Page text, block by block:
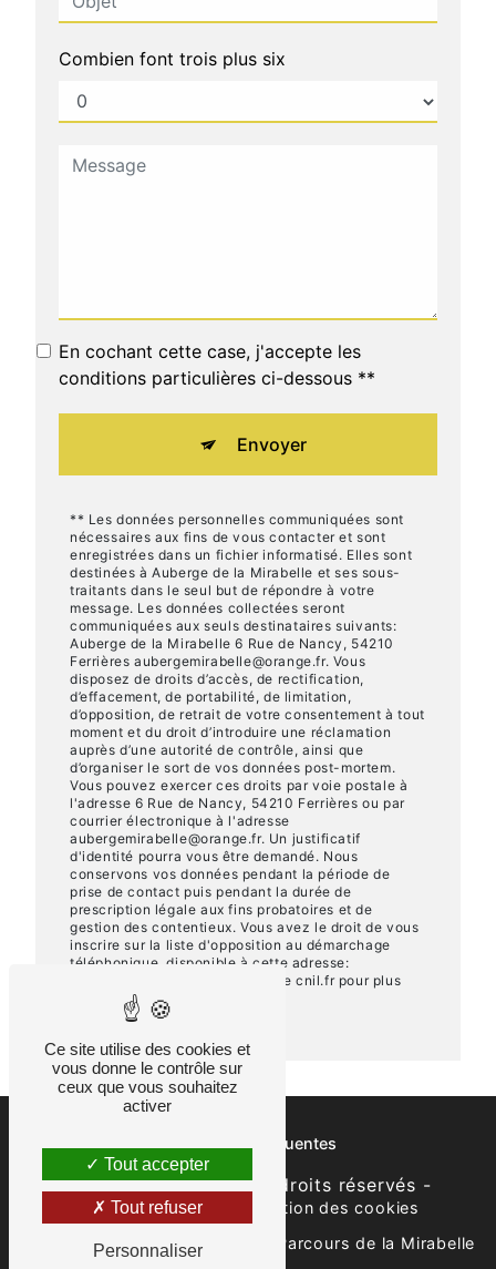
Combien font trois plus six
En cochant cette case, j'accepte les
conditions particulières ci-dessous **
Envoyer
** Les données personnelles communiquées sont
nécessaires aux fins de vous contacter et sont
enregistrées dans un fichier informatisé. Elles sont
destinées à Auberge de la Mirabelle et ses sous-
traitants dans le seul but de répondre à votre
message. Les données collectées seront
communiquées aux seuls destinataires suivants:
Auberge de la Mirabelle 6 Rue de Nancy, 54210
Ferrières aubergemirabelle@orange.fr. Vous
disposez de droits d’accès, de rectification,
d’effacement, de portabilité, de limitation,
d’opposition, de retrait de votre consentement à tout
moment et du droit d’introduire une réclamation
auprès d’une autorité de contrôle, ainsi que
d’organiser le sort de vos données post-mortem.
Vous pouvez exercer ces droits par voie postale à
l'adresse 6 Rue de Nancy, 54210 Ferrières ou par
courrier électronique à l'adresse
aubergemirabelle@orange.fr. Un justificatif
d'identité pourra vous être demandé. Nous
conservons vos données pendant la période de
prise de contact puis pendant la durée de
prescription légale aux fins probatoires et de
gestion des contentieux. Vous avez le droit de vous
inscrire sur la liste d'opposition au démarchage
téléphonique, disponible à cette adresse:
. Consultez le site cnil.fr pour plus
d’informations sur vos droits.
Recherches fréquentes
©Vistalid- 2026 - Tous droits réservés -
Mentions légales
Gestion des cookies
Recette d'une bonne journée
Parcours de la Mirabelle
Ce site utilise des cookies et
vous donne le contrôle sur
ceux que vous souhaitez
activer
Tout accepter
Tout refuser
Personnaliser